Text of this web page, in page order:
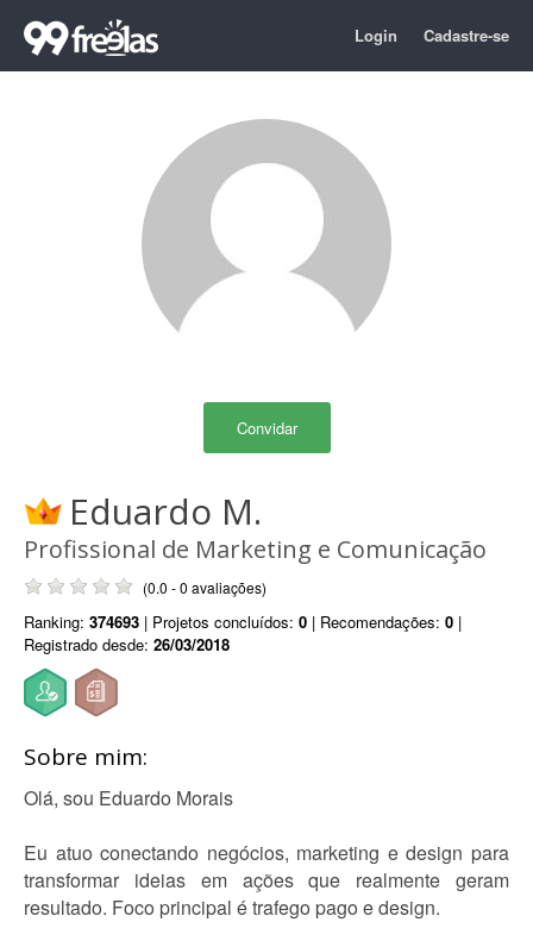
Login Cadastre-se
Convidar
Eduardo M.
Profissional de Marketing e Comunicação
(0.0 - 0 avaliações)
Ranking: 374693 | Projetos concluídos: 0 | Recomendações: 0 |
Registrado desde: 26/03/2018
Sobre mim:
Olá, sou Eduardo Morais
Eu atuo conectando negócios, marketing e design para
transformar ideias em ações que realmente geram
resultado. Foco principal é trafego pago e design.